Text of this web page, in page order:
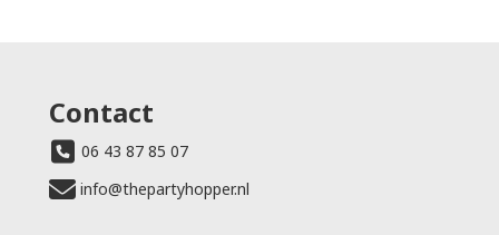
Contact
06 43 87 85 07
info@thepartyhopper.nl